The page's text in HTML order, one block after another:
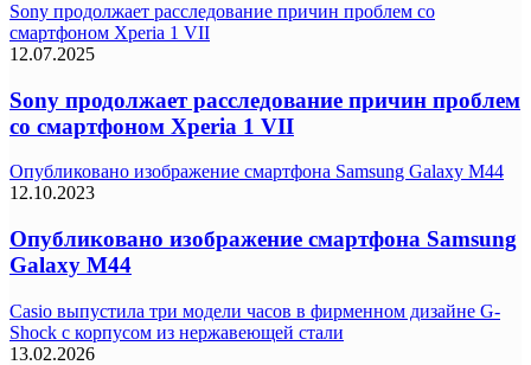
Sony продолжает расследование причин проблем со
смартфоном Xperia 1 VII
12.07.2025
Sony продолжает расследование причин проблем
со смартфоном Xperia 1 VII
Опубликовано изображение смартфона Samsung Galaxy M44
12.10.2023
Опубликовано изображение смартфона Samsung
Galaxy M44
Casio выпустила три модели часов в фирменном дизайне G-
Shock с корпусом из нержавеющей стали
13.02.2026